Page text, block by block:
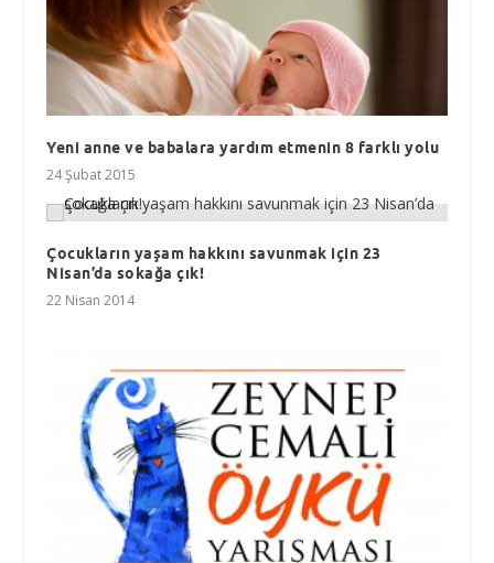
Yeni anne ve babalara yardım etmenin 8 farklı yolu
24 Şubat 2015
Çocukların yaşam hakkını savunmak için 23
Nisan’da sokağa çık!
22 Nisan 2014